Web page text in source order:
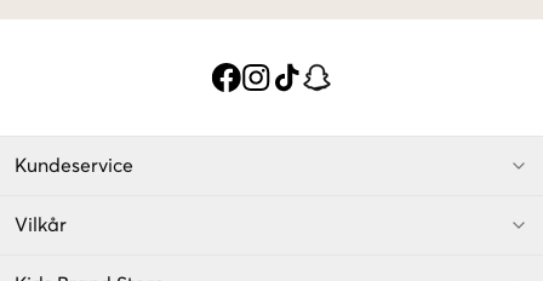
Kundeservice
Vilkår